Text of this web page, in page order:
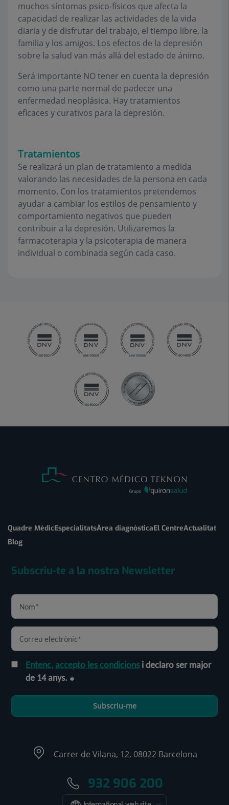
muchos síntomas psico-físicos que afecta la
capacidad de realizar las actividades de la vida
diaria y de disfrutar del trabajo, el tiempo libre, la
familia y los amigos. Los efectos de la depresión
sobre la salud van más allá del estado de ánimo.
Será importante NO tener en cuenta la depresión
como una parte normal de padecer una
enfermedad neoplásica. Hay tratamientos
eficaces y curativos para la depresión.
Tratamientos
Se realizará un plan de tratamiento a medida
valorando las necesidades de la persona en cada
momento. Con los tratamientos pretendemos
ayudar a cambiar los estilos de pensamiento y
comportamiento negativos que pueden
contribuir a la depresión. Utilizaremos la
farmacoterapia y la psicoterapia de manera
individual o combinada según cada caso.
Quadre MèdicEspecialitatsÀrea diagnòsticaEl CentreActualitat
Blog
Subscriu-te a la nostra Newsletter
Entenc, accepto les condicions i declaro ser major
de 14 anys.
Subscriu-me
Carrer de Vilana, 12, 08022 Barcelona
932 906 200